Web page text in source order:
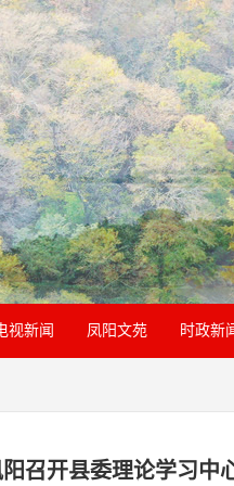
视新闻 凤阳文苑 时政新
召开县委理论学习中